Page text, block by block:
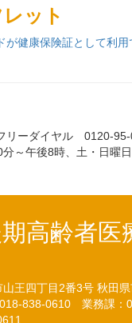
ット
が健康保険証として利用
リーダイヤル 0120-95-
分～午後8時、土・日曜
高齢者医
山王四丁目2番3号 秋田
018-838-0610 業務課